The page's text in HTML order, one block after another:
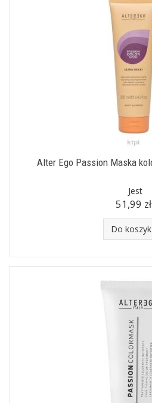
Alter Ego Passion Maska
Jest
51,99 zł
Do